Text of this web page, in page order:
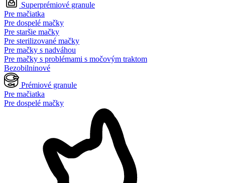
Superprémiové granule
Pre mačiatka
Pre dospelé mačky
Pre staršie mačky
Pre sterilizované mačky
Pre mačky s nadváhou
Pre mačky s problémami s močovým traktom
Bezobilninové
Prémiové granule
Pre mačiatka
Pre dospelé mačky